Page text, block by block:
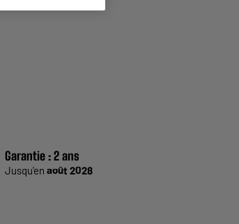
Garantie :2 ans
Jusqu'en août 2028